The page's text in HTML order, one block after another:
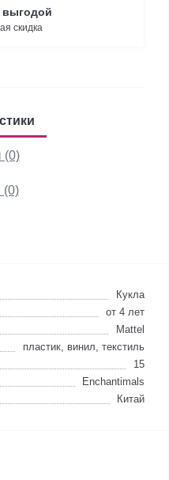
выгодой
скидка
(0)
(0)
Кукла
от 4 лет
Mattel
пластик, винил, текстиль
15
Enchantimals
Китай